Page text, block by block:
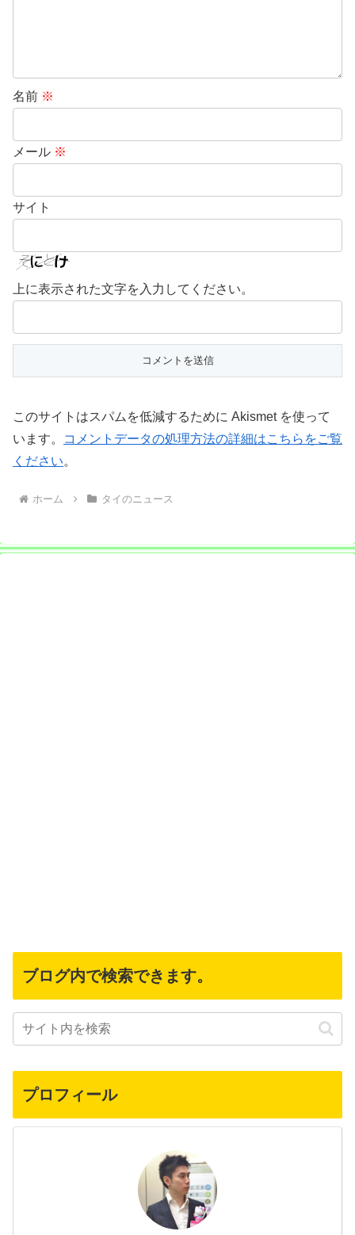
名前 ※
メール ※
サイト
上に表示された文字を入力してください。
このサイトはスパムを低減するために Akismet を使って
います。
コメントデータの処理方法の詳細はこちらをご覧
ください。
ホーム タイのニュース
ブログ内で検索できます。
プロフィール